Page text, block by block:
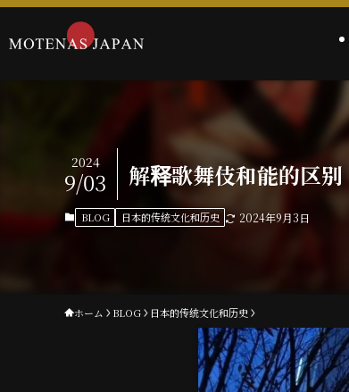
解释歌舞伎和能的区
2024
9/03
BLOG 日本的传统文化和历史 2024年9月3日
ホーム BLOG 日本的传统文化和历史